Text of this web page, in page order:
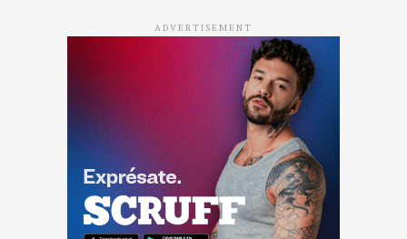
ADVERTISEMENT